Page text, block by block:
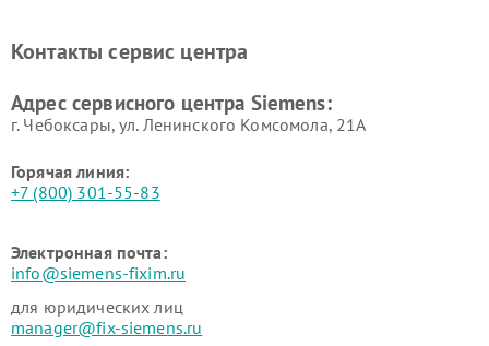
Siemens
Siemens
Siemens
Siemens
Контакты сервис центра
Адрес сервисного центра Siemens:
г. Чебоксары, ул. Ленинского Комсомола, 21А
Горячая линия:
+7 (800) 301-55-83
Электронная почта:
info@siemens-fixim.ru
для юридических лиц
manager@fix-siemens.ru